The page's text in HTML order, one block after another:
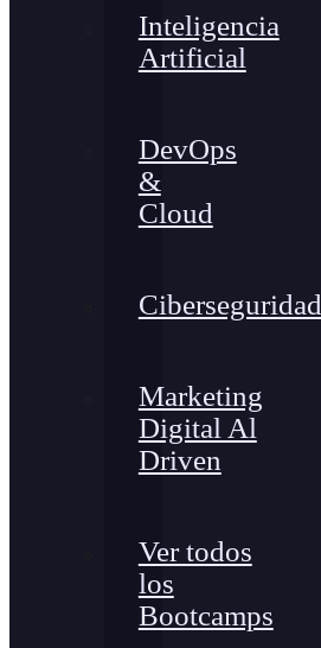
Inteligencia
Artificial
DevOps
&
Cloud
Ciberseguridad
Marketing
Digital Al
Driven
Ver todos
los
Bootcamps